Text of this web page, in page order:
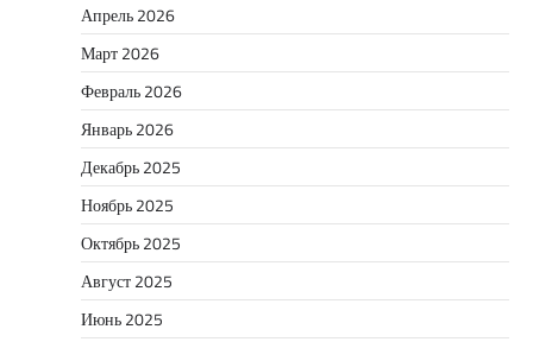
Апрель 2026
Март 2026
Февраль 2026
Январь 2026
Декабрь 2025
Ноябрь 2025
Октябрь 2025
Август 2025
Июнь 2025